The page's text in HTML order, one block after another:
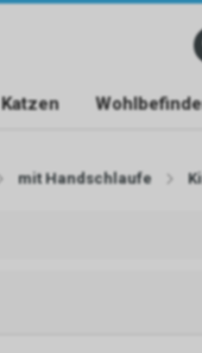
Katzen
mit Handschlaufe